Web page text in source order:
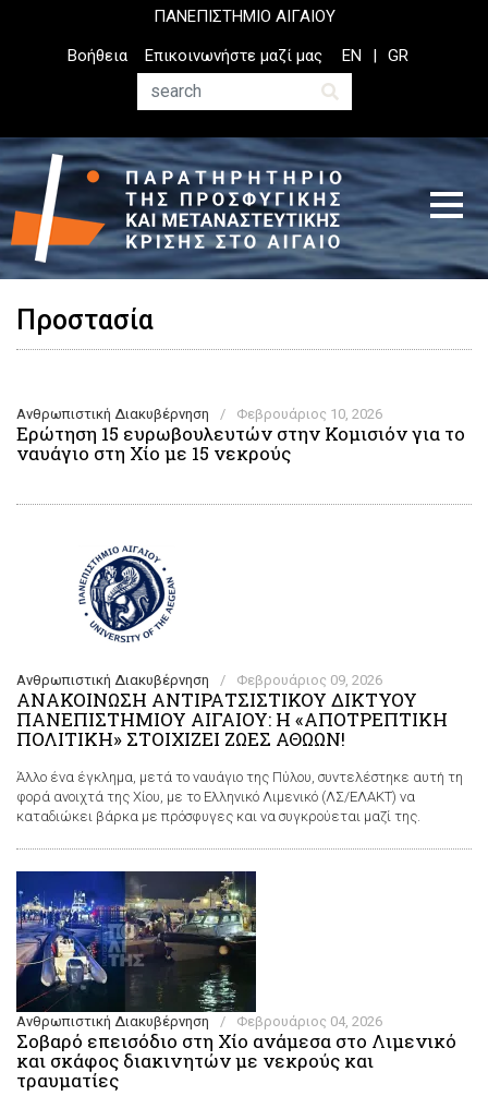
ΠΑΝΕΠΙΣΤΗΜΙΟ ΑΙΓΑΙΟΥ
Top
Header
Βοήθεια
Επικοινωνήστε μαζί μας
Αναζήτηση
EN GR
Προστασία
Ανθρωπιστική Διακυβέρνηση / Φεβρουάριος 10, 2026
Ερώτηση 15 ευρωβουλευτών στην Κομισιόν για το
ναυάγιο στη Χίο με 15 νεκρούς
Ανθρωπιστική Διακυβέρνηση / Φεβρουάριος 09, 2026
ΑΝΑΚΟΙΝΩΣΗ ΑΝΤΙΡΑΤΣΙΣΤΙΚΟΥ ΔΙΚΤΥΟΥ
ΠΑΝΕΠΙΣΤΗΜΙΟΥ ΑΙΓΑΙΟΥ: Η «ΑΠΟΤΡΕΠΤΙΚΗ
ΠΟΛΙΤΙΚΗ» ΣΤΟΙΧΙΖΕΙ ΖΩΕΣ ΑΘΩΩΝ!
Άλλο ένα έγκλημα, μετά το ναυάγιο της Πύλου, συντελέστηκε αυτή τη
φορά ανοιχτά της Χίου, με το Ελληνικό Λιμενικό (ΛΣ/ΕΛΑΚΤ) να
καταδιώκει βάρκα με πρόσφυγες και να συγκρούεται μαζί της.
Ανθρωπιστική Διακυβέρνηση / Φεβρουάριος 04, 2026
Σοβαρό επεισόδιο στη Χίο ανάμεσα στο Λιμενικό
και σκάφος διακινητών με νεκρούς και
τραυματίες